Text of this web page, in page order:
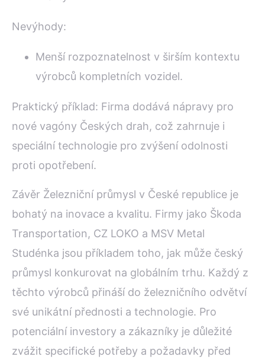
Nevýhody:
Menší rozpoznatelnost v širším kontextu
výrobců kompletních vozidel.
Praktický příklad: Firma dodává nápravy pro
nové vagóny Českých drah, což zahrnuje i
speciální technologie pro zvýšení odolnosti
proti opotřebení.
Závěr Železniční průmysl v České republice je
bohatý na inovace a kvalitu. Firmy jako Škoda
Transportation, CZ LOKO a MSV Metal
Studénka jsou příkladem toho, jak může český
průmysl konkurovat na globálním trhu. Každý z
těchto výrobců přináší do železničního odvětví
své unikátní přednosti a technologie. Pro
potenciální investory a zákazníky je důležité
zvážit specifické potřeby a požadavky před